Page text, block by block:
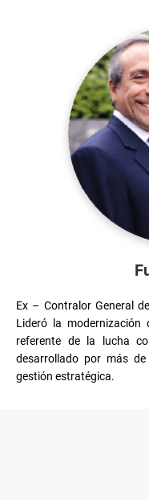
Ex – Contralor General
Lideró la
referente de la lucha
desarrollado por más
gestión estratégica.